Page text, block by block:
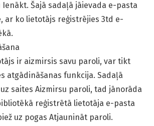
Šajā sadaļā jāievada e-pasta
ar ko lietotājs reģistrējies 3td e-
ir aizmirsis savu paroli, var tikt
atgādināšanas funkcija. Sadaļā
saites Aizmirsu paroli, tad jānorāda
reģistrētā lietotāja e-pasta
uz pogas Atjaunināt paroli.